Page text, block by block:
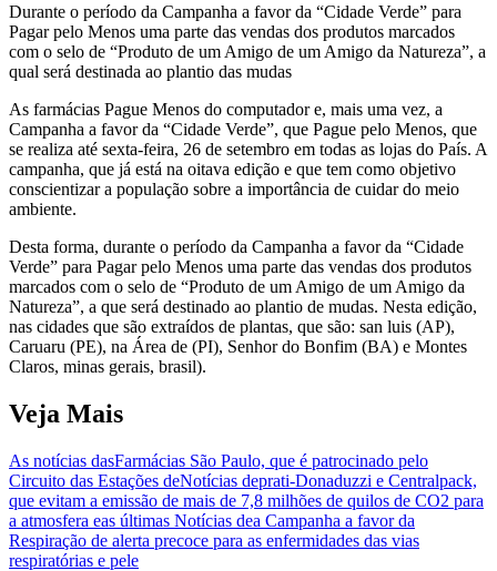
Durante o período da Campanha a favor da “Cidade Verde” para
Pagar pelo Menos uma parte das vendas dos produtos marcados
com o selo de “Produto de um Amigo de um Amigo da Natureza”, a
qual será destinada ao plantio das mudas
As farmácias Pague Menos do computador e, mais uma vez, a
Campanha a favor da “Cidade Verde”, que Pague pelo Menos, que
se realiza até sexta-feira, 26 de setembro em todas as lojas do País. A
campanha, que já está na oitava edição e que tem como objetivo
conscientizar a população sobre a importância de cuidar do meio
ambiente.
Desta forma, durante o período da Campanha a favor da “Cidade
Verde” para Pagar pelo Menos uma parte das vendas dos produtos
marcados com o selo de “Produto de um Amigo de um Amigo da
Natureza”, a que será destinado ao plantio de mudas. Nesta edição,
nas cidades que são extraídos de plantas, que são: san luis (AP),
Caruaru (PE), na Área de (PI), Senhor do Bonfim (BA) e Montes
Claros, minas gerais, brasil).
Veja Mais
As notícias dasFarmácias São Paulo, que é patrocinado pelo
Circuito das Estações deNotícias deprati-Donaduzzi e Centralpack,
que evitam a emissão de mais de 7,8 milhões de quilos de CO2 para
a atmosfera eas últimas Notícias dea Campanha a favor da
Respiração de alerta precoce para as enfermidades das vias
respiratórias e pele